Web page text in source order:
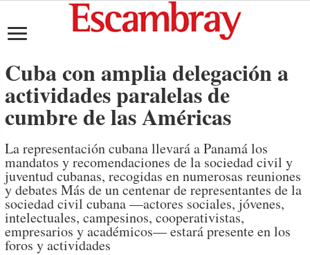
Cuba con amplia delegación a
actividades paralelas de
cumbre de las Américas
La representación cubana llevará a Panamá los
mandatos y recomendaciones de la sociedad civil y
juventud cubanas, recogidas en numerosas reuniones
y debates Más de un centenar de representantes de la
sociedad civil cubana —actores sociales, jóvenes,
intelectuales, campesinos, cooperativistas,
empresarios y académicos— estará presente en los
foros y actividades